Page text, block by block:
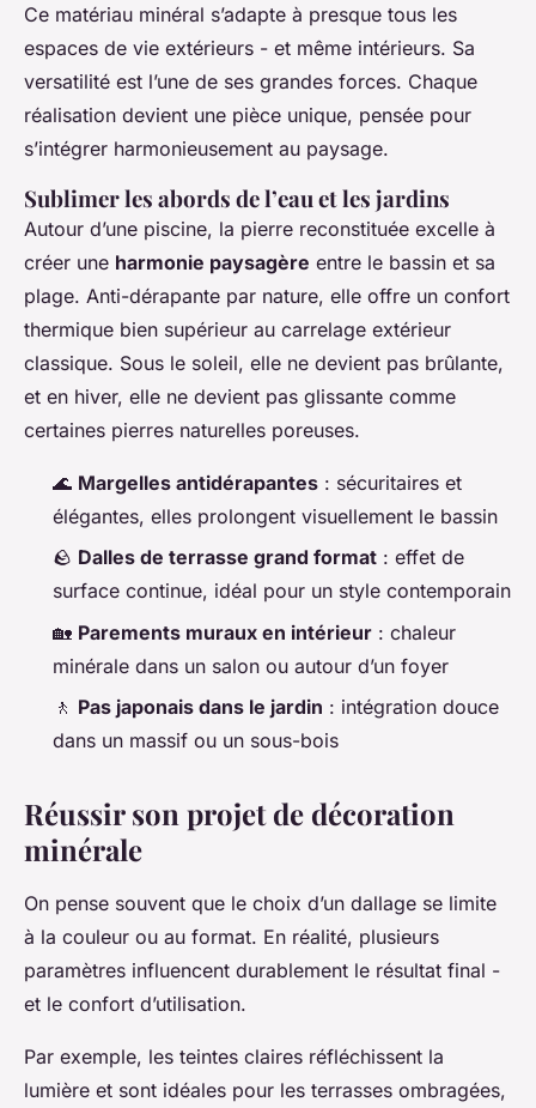
Ce matériau minéral s’adapte à presque tous les
espaces de vie extérieurs - et même intérieurs. Sa
versatilité est l’une de ses grandes forces. Chaque
réalisation devient une pièce unique, pensée pour
s’intégrer harmonieusement au paysage.
Sublimer les abords de l’eau et les jardins
Autour d’une piscine, la pierre reconstituée excelle à
créer une harmonie paysagère entre le bassin et sa
plage. Anti-dérapante par nature, elle offre un confort
thermique bien supérieur au carrelage extérieur
classique. Sous le soleil, elle ne devient pas brûlante,
et en hiver, elle ne devient pas glissante comme
certaines pierres naturelles poreuses.
🌊 Margelles antidérapantes : sécuritaires et
élégantes, elles prolongent visuellement le bassin
🪨 Dalles de terrasse grand format : effet de
surface continue, idéal pour un style contemporain
🏡 Parements muraux en intérieur : chaleur
minérale dans un salon ou autour d’un foyer
🚶 Pas japonais dans le jardin : intégration douce
dans un massif ou un sous-bois
Réussir son projet de décoration
minérale
On pense souvent que le choix d’un dallage se limite
à la couleur ou au format. En réalité, plusieurs
paramètres influencent durablement le résultat final -
et le confort d’utilisation.
Par exemple, les teintes claires réfléchissent la
lumière et sont idéales pour les terrasses ombragées,